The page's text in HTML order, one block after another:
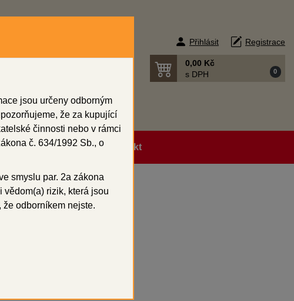
Přihlásit Registrace
0,00 Kč
s DPH
0
podmínky Kontakt
jsou určeny odborným
že za kupující
činnosti nebo v rámci
č. 634/1992 Sb., o
smyslu par. 2a zákona
vědom(a) rizik, která jsou
odborníkem nejste.